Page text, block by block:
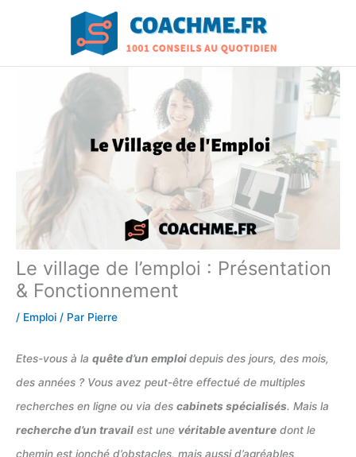
Le village de l’emploi : Présentation
& Fonctionnement
/ Emploi / Par Pierre
Etes-vous à la quête d’un emploidepuis des jours, des mois,
des années ? Vous avez peut-être effectué de multiples
recherches en ligne ou via des cabinets spécialisés. Mais la
recherche d’un travail est une véritable aventure dont le
chemin est jonché d’obstacles, mais aussi d’agréables